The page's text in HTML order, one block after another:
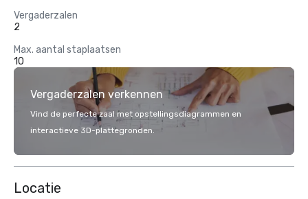
Vergaderzalen
2
Max. aantal staplaatsen
10
Vergaderzalen verkennen
Vind de perfecte zaal met opstellingsdiagrammen en
interactieve 3D-plattegronden.
Locatie